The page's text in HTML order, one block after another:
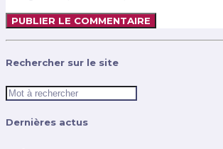
Rechercher sur le site
Dernières actus